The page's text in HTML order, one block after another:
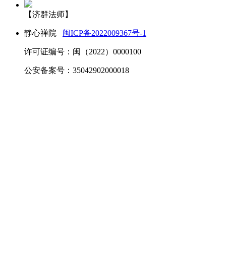
【济群法师】
静心禅院 闽ICP备2022009367号-1
许可证编号：闽（2022）0000100
公安备案号：35042902000018